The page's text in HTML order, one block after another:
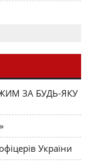
ЗА БУДЬ-ЯКУ
України